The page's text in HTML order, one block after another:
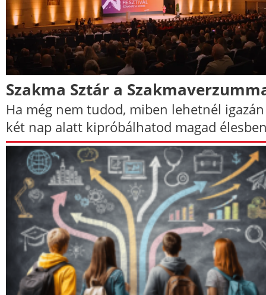
Szakma Sztár a
Ha még nem tudod, miben lehetnél
két nap alatt kipróbálhatod magad